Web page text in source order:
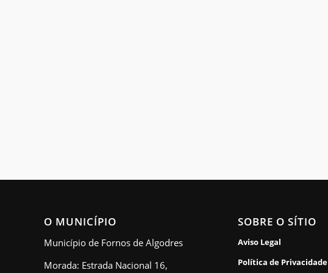
O MUNICÍPIO
Município de Fornos de Algodres
Morada: Estrada Nacional 16,
SOBRE O SÍTIO
Aviso Legal
Política de Privacidade